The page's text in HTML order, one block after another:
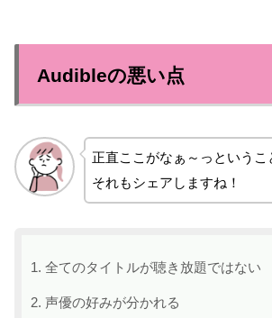
Audibleの悪い点
正直ここがなぁ～っというこ
それもシェアしますね！
全てのタイトルが聴き放題ではない
声優の好みが分かれる